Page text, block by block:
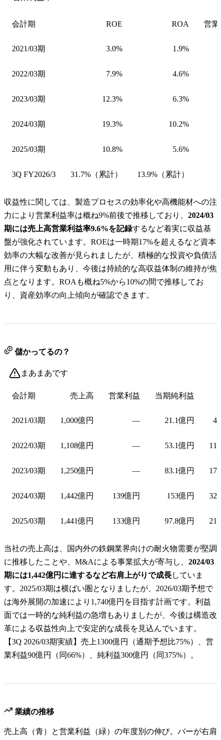
会計期 ROE ROA 営
2021/03期 3.0% 1.9%
2022/03期 7.9% 4.6%
2023/03期 12.3% 6.3%
2024/03期 19.3% 10.2%
2025/03期 10.8% 5.6%
3Q FY2026/3 31.7%（累計） 13.9%（累計）
収益性に関しては、製造プロセスの効率化や高機能材への注
力により営業利益率は概ね9%前後で推移しており、 2024/03
期には売上高営業利益率9.6%を記録するなど着実に収益基
盤が強化されています。ROEは一時期17%を超えるなど資本
効率の大幅な改善が見られましたが、積極的な投資や負債活
用に伴う変動もあり、今後は持続的な高収益体制の維持が焦
点となります。ROAも概ね5%から10%の間で推移してお
り、資産効率の向上傾向が確認できます。
儲かってるの？
まあまあです
会計期 売上高 営業利益 当期純利益
2021/03期 1,000億円 — 21.1億円
2022/03期 1,108億円 — 53.1億円
2023/03期 1,250億円 — 83.1億円
2024/03期 1,442億円 139億円 153億円
2025/03期 1,441億円 133億円 97.8億円
当社の売上高は、国内外の鉄鋼業界向けの耐火物需要が堅調
に推移したことや、M&Aによる事業拡大が寄与し、 2024/03
期には1,442億円に達するなど右肩上がりで成長していま
す。2025/03期は横ばい圏となりましたが、2026/03期予想で
は海外展開の加速により1,740億円を目指す計画です。利益
面では一時的な純利益の急増もありましたが、今後は構造改
革による収益性向上で安定的な成長を見込んでいます。
【3Q 2026/03期実績】売上1300億円（通期予想比75%）、営
業利益90億円（同66%）、純利益300億円（同375%）。
業績の推移
売上高（青）と営業利益（緑）の年度別の伸び。バーが右肩